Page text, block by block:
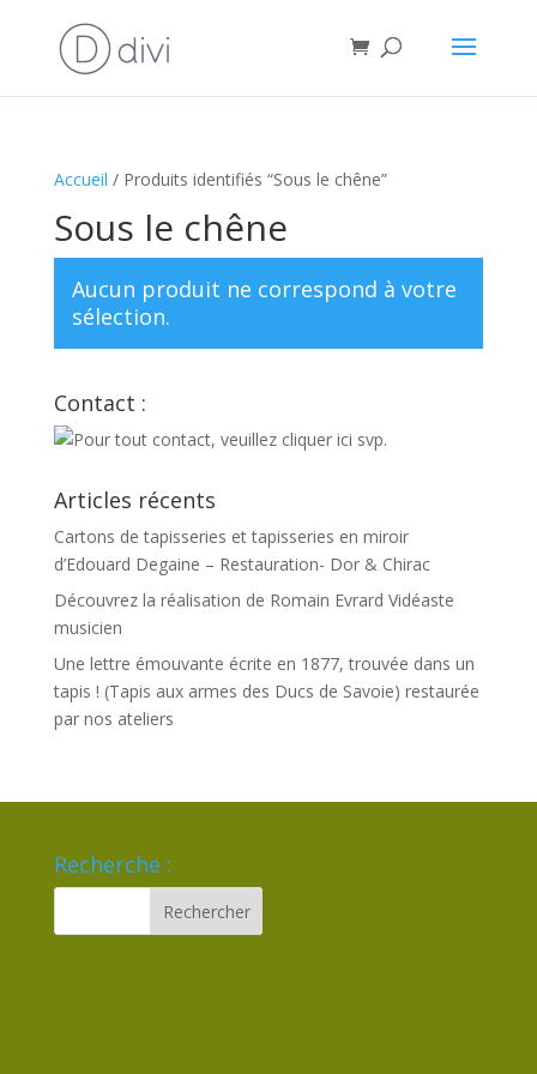
Accueil / Produits identifiés “Sous le chêne”
Sous le chêne
Aucun produit ne correspond à votre
sélection.
Contact :
Articles récents
Cartons de tapisseries et tapisseries en miroir
d’Edouard Degaine – Restauration- Dor & Chirac
Découvrez la réalisation de Romain Evrard Vidéaste
musicien
Une lettre émouvante écrite en 1877, trouvée dans un
tapis ! (Tapis aux armes des Ducs de Savoie) restaurée
par nos ateliers
Recherche :